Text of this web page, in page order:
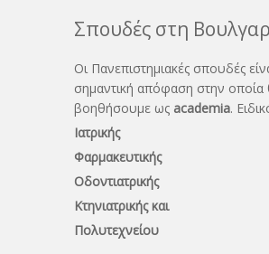
Σπουδές στη
Οι Πανεπιστημιακές σπουδές
σημαντική απόφαση στην
βοηθήσουμε ως academia.
Ιατρικής
Φαρμακευτικής
Οδοντιατρικής
Κτηνιατρικής και
Πολυτεχνείου